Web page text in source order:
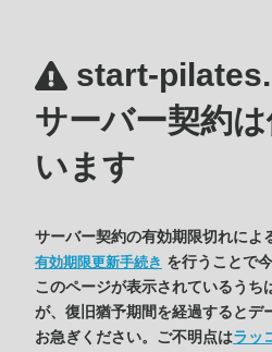
start-
サーバー契約
います
サーバー契約の有効期限切れによ
有効期限更新手続き を行うことで
このページが表示されているうち
が、復旧猶予期間を経過するとデ
お急ぎください。ご不明点はラッ